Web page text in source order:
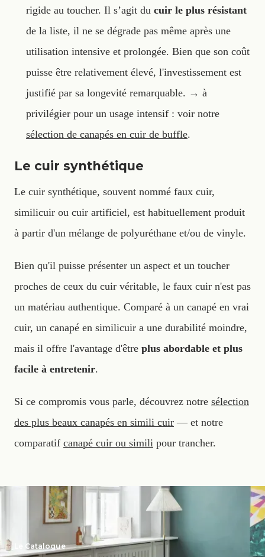
rigide au toucher. Il s’agit du cuir le plus résistant
de la liste, il ne se dégrade pas même après une
utilisation intensive et prolongée. Bien que son coût
puisse être relativement élevé, l'investissement est
justifié par sa longevité remarquable. → à
privilégier pour un usage intensif : voir notre
sélection de canapés en cuir de buffle.
Le cuir synthétique
Le cuir synthétique, souvent nommé faux cuir,
similicuir ou cuir artificiel, est habituellement produit
à partir d'un mélange de polyuréthane et/ou de vinyle.
Bien qu'il puisse présenter un aspect et un toucher
proches de ceux du cuir véritable, le faux cuir n'est pas
un matériau authentique. Comparé à un canapé en vrai
cuir, un canapé en similicuir a une durabilité moindre,
mais il offre l'avantage d'être plus abordable et plus
facile à entretenir.
Si ce compromis vous parle, découvrez notre sélection
des plus beaux canapés en simili cuir — et notre
comparatif canapé cuir ou simili pour trancher.
Le Catalogue